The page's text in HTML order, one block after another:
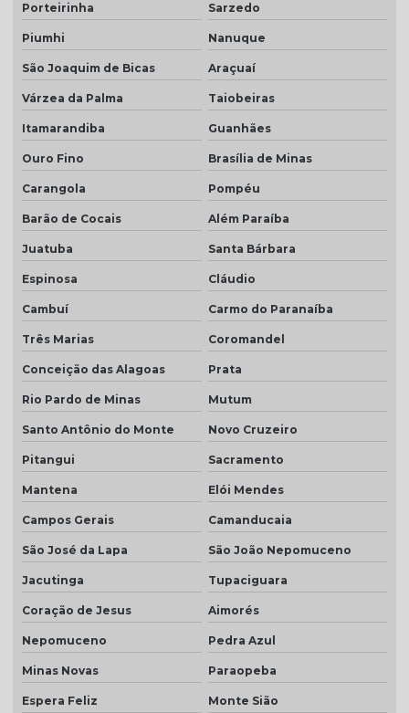
Porteirinha Sarzedo
Piumhi Nanuque
São Joaquim de Bicas Araçuaí
Várzea da Palma Taiobeiras
Itamarandiba Guanhães
Ouro Fino Brasília de Minas
Carangola Pompéu
Barão de Cocais Além Paraíba
Juatuba Santa Bárbara
Espinosa Cláudio
Cambuí Carmo do Paranaíba
Três Marias Coromandel
Conceição das Alagoas Prata
Rio Pardo de Minas Mutum
Santo Antônio do Monte Novo Cruzeiro
Pitangui Sacramento
Mantena Elói Mendes
Campos Gerais Camanducaia
São José da Lapa São João Nepomuceno
Jacutinga Tupaciguara
Coração de Jesus Aimorés
Nepomuceno Pedra Azul
Minas Novas Paraopeba
Espera Feliz Monte Sião